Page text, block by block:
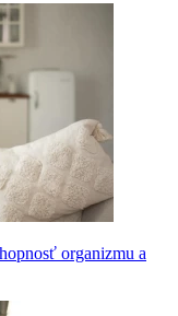
organizmu a